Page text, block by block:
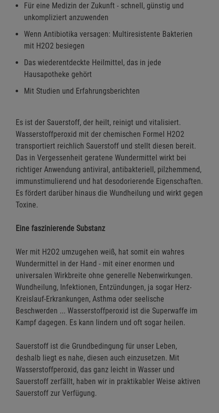
Für eine Medizin der Zukunft - schnell, günstig und
unkompliziert anzuwenden
Wenn Antibiotika versagen: Multiresistente Bakterien
mit H2O2 besiegen
Das wiederentdeckte Heilmittel, das in jede
Hausapotheke gehört
Mit Studien und Erfahrungsberichten
Es ist der Sauerstoff, der heilt, reinigt und vitalisiert.
Wasserstoffperoxid mit der chemischen Formel H2O2
transportiert reichlich Sauerstoff und stellt diesen bereit.
Das in Vergessenheit geratene Wundermittel wirkt bei
richtiger Anwendung antiviral, antibakteriell, pilzhemmend,
immunstimulierend und hat desodorierende Eigenschaften.
Es fördert darüber hinaus die Wundheilung und wirkt gegen
Toxine.
Eine faszinierende Substanz
Wer mit H2O2 umzugehen weiß, hat somit ein wahres
Wundermittel in der Hand - mit einer enormen und
universalen Wirkbreite ohne generelle Nebenwirkungen.
Wundheilung, Infektionen, Entzündungen, ja sogar Herz-
Kreislauf-Erkrankungen, Asthma oder seelische
Beschwerden ... Wasserstoffperoxid ist die Superwaffe im
Kampf dagegen. Es kann lindern und oft sogar heilen.
Sauerstoff ist die Grundbedingung für unser Leben,
deshalb liegt es nahe, diesen auch einzusetzen. Mit
Wasserstoffperoxid, das ganz leicht in Wasser und
Sauerstoff zerfällt, haben wir in praktikabler Weise aktiven
Sauerstoff zur Verfügung.